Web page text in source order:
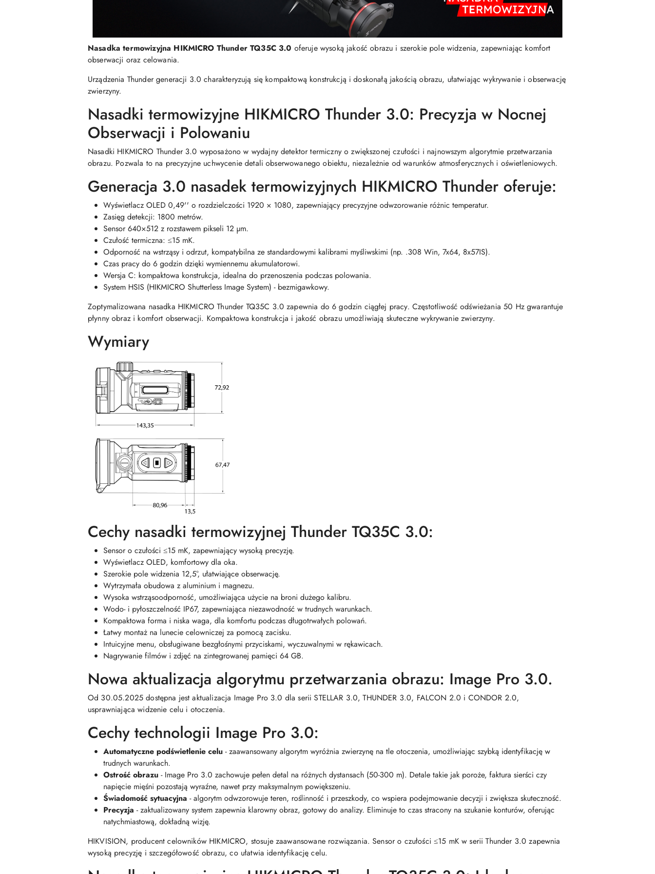
Nasadka termowizyjna HIKMICRO Thunder TQ35C 3.0 oferuje wysoką jakość obrazu i szerokie pole widzenia, zapewniając komfort
obserwacji oraz celowania.
Urządzenia Thunder generacji 3.0 charakteryzują się kompaktową konstrukcją i doskonałą jakością obrazu, ułatwiając wykrywanie i obserwację
zwierzyny.
Nasadki termowizyjne HIKMICRO Thunder 3.0: Precyzja w Nocnej
Obserwacji i Polowaniu
Nasadki HIKMICRO Thunder 3.0 wyposażono w wydajny detektor termiczny o zwiększonej czułości i najnowszym algorytmie przetwarzania
obrazu. Pozwala to na precyzyjne uchwycenie detali obserwowanego obiektu, niezależnie od warunków atmosferycznych i oświetleniowych.
Generacja 3.0 nasadek termowizyjnych HIKMICRO Thunder oferuje:
Wyświetlacz OLED 0,49'' o rozdzielczości 1920 × 1080, zapewniający precyzyjne odwzorowanie różnic temperatur.
Zasięg detekcji: 1800 metrów.
Sensor 640×512 z rozstawem pikseli 12 µm.
Czułość termiczna: ≤15 mK.
Odporność na wstrząsy i odrzut, kompatybilna ze standardowymi kalibrami myśliwskimi (np. .308 Win, 7x64, 8x57IS).
Czas pracy do 6 godzin dzięki wymiennemu akumulatorowi.
Wersja C: kompaktowa konstrukcja, idealna do przenoszenia podczas polowania.
System HSIS (HIKMICRO Shutterless Image System) - bezmigawkowy.
Zoptymalizowana nasadka HIKMICRO Thunder TQ35C 3.0 zapewnia do 6 godzin ciągłej pracy. Częstotliwość odświeżania 50 Hz gwarantuje
płynny obraz i komfort obserwacji. Kompaktowa konstrukcja i jakość obrazu umożliwiają skuteczne wykrywanie zwierzyny.
Wymiary
Cechy nasadki termowizyjnej Thunder TQ35C 3.0:
Sensor o czułości ≤15 mK, zapewniający wysoką precyzję.
Wyświetlacz OLED, komfortowy dla oka.
Szerokie pole widzenia 12,5°, ułatwiające obserwację.
Wytrzymała obudowa z aluminium i magnezu.
Wysoka wstrząsoodporność, umożliwiająca użycie na broni dużego kalibru.
Wodo- i pyłoszczelność IP67, zapewniająca niezawodność w trudnych warunkach.
Kompaktowa forma i niska waga, dla komfortu podczas długotrwałych polowań.
Łatwy montaż na lunecie celowniczej za pomocą zacisku.
Intuicyjne menu, obsługiwane bezgłośnymi przyciskami, wyczuwalnymi w rękawicach.
Nagrywanie filmów i zdjęć na zintegrowanej pamięci 64 GB.
Nowa aktualizacja algorytmu przetwarzania obrazu: Image Pro 3.0.
Od 30.05.2025 dostępna jest aktualizacja Image Pro 3.0 dla serii STELLAR 3.0, THUNDER 3.0, FALCON 2.0 i CONDOR 2.0,
usprawniająca widzenie celu i otoczenia.
Cechy technologii Image Pro 3.0:
Automatyczne podświetlenie celu - zaawansowany algorytm wyróżnia zwierzynę na tle otoczenia, umożliwiając szybką identyfikację w
trudnych warunkach.
Ostrość obrazu - Image Pro 3.0 zachowuje pełen detal na różnych dystansach (50-300 m). Detale takie jak poroże, faktura sierści czy
napięcie mięśni pozostają wyraźne, nawet przy maksymalnym powiększeniu.
Świadomość sytuacyjna - algorytm odwzorowuje teren, roślinność i przeszkody, co wspiera podejmowanie decyzji i zwiększa skuteczność.
Precyzja - zaktualizowany system zapewnia klarowny obraz, gotowy do analizy. Eliminuje to czas stracony na szukanie konturów, oferując
natychmiastową, dokładną wizję.
HIKVISION, producent celowników HIKMICRO, stosuje zaawansowane rozwiązania. Sensor o czułości ≤15 mK w serii Thunder 3.0 zapewnia
wysoką precyzję i szczegółowość obrazu, co ułatwia identyfikację celu.